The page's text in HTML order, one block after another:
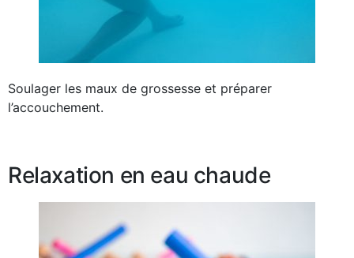
Soulager les maux de grossesse et préparer
l’accouchement.
Relaxation en eau chaude